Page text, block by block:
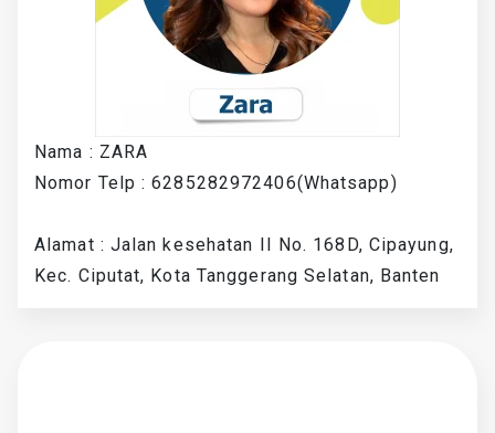
Nama : ZARA
Nomor Telp : 6285282972406(Whatsapp)
Alamat : Jalan kesehatan II No. 168D, Cipayung,
Kec. Ciputat, Kota Tanggerang Selatan, Banten